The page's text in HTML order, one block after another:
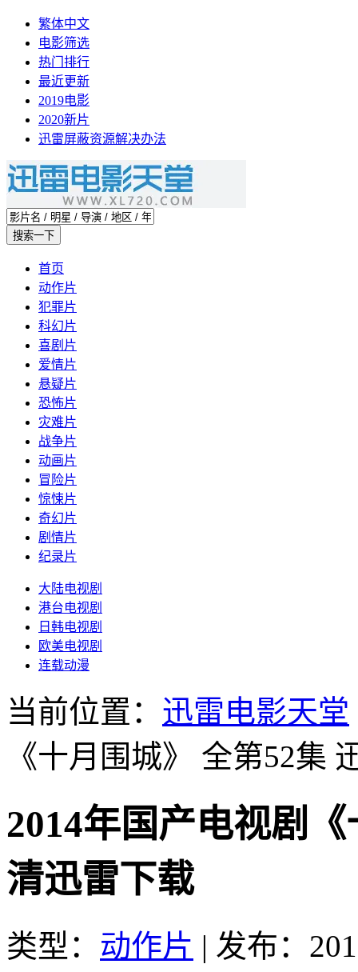
繁体中文
电影筛选
热门排行
最近更新
2019电影
2020新片
迅雷屏蔽资源解决办法
首页
动作片
犯罪片
科幻片
喜剧片
爱情片
悬疑片
恐怖片
灾难片
战争片
动画片
冒险片
惊悚片
奇幻片
剧情片
纪录片
大陆电视剧
港台电视剧
日韩电视剧
欧美电视剧
连载动漫
当前位置： 迅雷电影天堂
《十月围城》 全第52集
2014年国产电视剧
清迅雷下载
类型： 动作片 | 发布：